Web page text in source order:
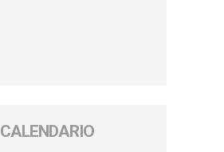
CALENDARIO